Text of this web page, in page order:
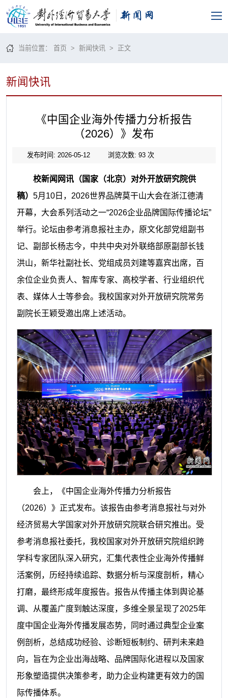
当前位置：首页 >新闻快讯 > 正文
新闻快讯
《中国企业海外传播力分析报告
（2026）》发布
发布时间: 2026-05-12 浏览次数: 93次
校新闻网讯（国家（北京）对外开放研究院供
稿） 5月10日，2026世界品牌莫干山大会在浙江德清
开幕，大会系列活动之一“2026企业品牌国际传播论坛”
举行。论坛由参考消息报社主办，原文化部党组副书
记、副部长杨志今，中共中央对外联络部原副部长钱
洪山，新华社副社长、党组成员刘建等嘉宾出席，百
余位企业负责人、智库专家、高校学者、行业组织代
表、媒体人士等参会。我校国家对外开放研究院常务
副院长王颖受邀出席上述活动。
会上，《中国企业海外传播力分析报告
（2026）》正式发布。该报告由参考消息报社与对外
经济贸易大学国家对外开放研究院联合研究推出。受
参考消息报社委托，我校国家对外开放研究院组织跨
学科专家团队深入研究，汇集代表性企业海外传播鲜
活案例，历经持续追踪、数据分析与深度剖析，精心
打磨，最终形成年度报告。报告从传播主体到舆论基
调、从覆盖广度到触达深度，多维全景呈现了2025年
度中国企业海外传播发展态势，同时通过典型企业案
例剖析，总结成功经验、诊断短板制约、研判未来趋
向，旨在为企业出海战略、品牌国际化进程以及国家
形象塑造提供决策参考，助力企业构建更有效力的国
际传播体系。